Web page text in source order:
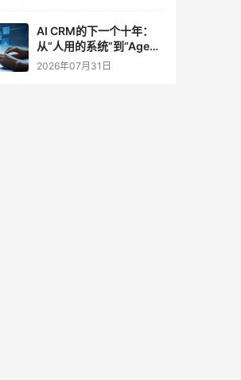
AI CRM的下一个十年：
从“人用的系统”到“Agent
调用的底座”
2026年07月31日